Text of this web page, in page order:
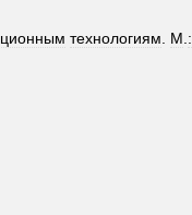
технологиям М :